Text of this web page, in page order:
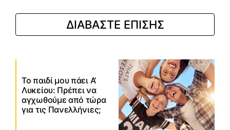
ΔΙΑΒΑΣΤΕ ΕΠΙΣΗΣ
Το παιδί μου πάει Α’
Λυκείου: Πρέπει να
αγχωθούμε από τώρα
για τις Πανελλήνιες;